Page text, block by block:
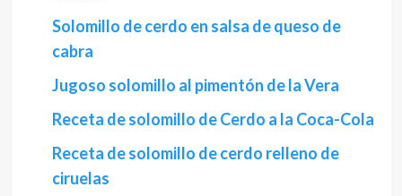
Solomillo de cerdo en salsa de queso de
cabra
Jugoso solomillo al pimentón de la Vera
Receta de solomillo de Cerdo a la Coca-Cola
Receta de solomillo de cerdo relleno de
ciruelas